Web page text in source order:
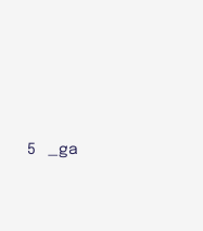
5 _ga